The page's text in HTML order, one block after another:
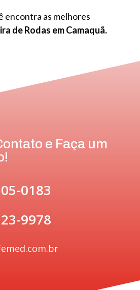
encontra as melhores
de Rodas em Camaquã.
e Faça um
0183
9978